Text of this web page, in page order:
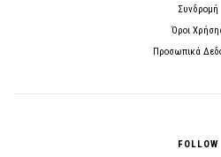
Συνδρομή
Όροι
Προσωπικά
FOLLOW